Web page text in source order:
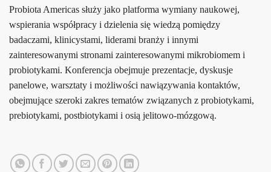
Probiota Americas służy jako platforma wymiany naukowej,
wspierania współpracy i dzielenia się wiedzą pomiędzy
badaczami, klinicystami, liderami branży i innymi
zainteresowanymi stronami zainteresowanymi mikrobiomem i
probiotykami. Konferencja obejmuje prezentacje, dyskusje
panelowe, warsztaty i możliwości nawiązywania kontaktów,
obejmujące szeroki zakres tematów związanych z probiotykami,
prebiotykami, postbiotykami i osią jelitowo-mózgową.